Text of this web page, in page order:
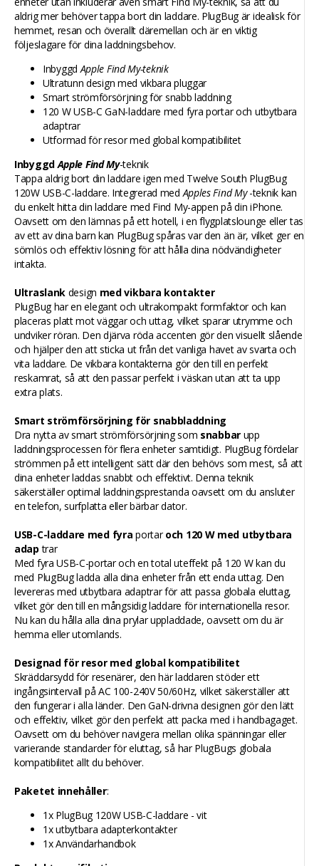
aldrig mer behöver tappa bort din laddare. PlugBug är idealisk för
hemmet, resan och överallt däremellan och är en viktig
följeslagare för dina laddningsbehov.
InbyggdApple Find My-teknik
Ultratunn design med vikbara pluggar
Smart strömförsörjning för snabb laddning
120 W USB-C GaN-laddare med fyra portar och utbytbara
adaptrar
Utformad för resor med global kompatibilitet
InbyggdApple Find My-teknik
Tappa aldrig bort din laddare igen med Twelve South PlugBug
120W USB-C-laddare. Integrerad medApples Find My-teknik kan
du enkelt hitta din laddare med Find My-appen på din iPhone.
Oavsett om den lämnas på ett hotell, i en flygplatslounge eller tas
av ett av dina barn kan PlugBug spåras var den än är, vilket ger en
sömlös och effektiv lösning för att hålla dina nödvändigheter
intakta.
Ultraslank design med vikbara kontakter
PlugBug har en elegant och ultrakompakt formfaktor och kan
placeras platt mot väggar och uttag, vilket sparar utrymme och
undviker röran. Den djärva röda accenten gör den visuellt slående
och hjälper den att sticka ut från det vanliga havet av svarta och
vita laddare. De vikbara kontakterna gör den till en perfekt
reskamrat, så att den passar perfekt i väskan utan att ta upp
extra plats.
Smart strömförsörjning för snabbladdning
Dra nytta av smart strömförsörjning som snabbarupp
laddningsprocessen för flera enheter samtidigt. PlugBug fördelar
strömmen på ett intelligent sätt där den behövs som mest, så att
dina enheter laddas snabbt och effektivt. Denna teknik
säkerställer optimal laddningsprestanda oavsett om du ansluter
en telefon, surfplatta eller bärbar dator.
USB-C-laddare med fyra portaroch 120 W med utbytbara
adap trar
Med fyra USB-C-portar och en total uteffekt på 120 W kan du
med PlugBug ladda alla dina enheter från ett enda uttag. Den
levereras med utbytbara adaptrar för att passa globala eluttag,
vilket gör den till en mångsidig laddare för internationella resor.
Nu kan du hålla alla dina prylar uppladdade, oavsett om du är
hemma eller utomlands.
Designad för resor med global kompatibilitet
Skräddarsydd för resenärer, den här laddaren stöder ett
ingångsintervall på AC 100-240V 50/60Hz, vilket säkerställer att
den fungerar i alla länder. Den GaN-drivna designen gör den lätt
och effektiv, vilket gör den perfekt att packa med i handbagaget.
Oavsett om du behöver navigera mellan olika spänningar eller
varierande standarder för eluttag, så har PlugBugs globala
kompatibilitet allt du behöver.
Paketet innehåller:
1x PlugBug 120W USB-C-laddare - vit
1x utbytbara adapterkontakter
1x Användarhandbok